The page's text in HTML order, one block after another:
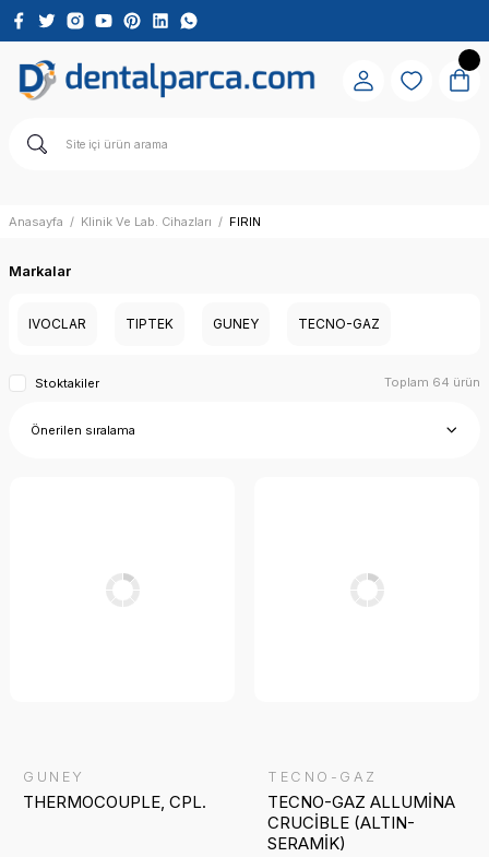
Anasayfa Klinik Ve Lab. Cihazları FIRIN
Markalar
IVOCLAR TIPTEK GUNEY TECNO-GAZ
Stoktakiler Toplam 64 ürün
GUNEY
THERMOCOUPLE, CPL.
TECNO-GAZ
TECNO-GAZ ALLUMİNA
CRUCİBLE (ALTIN-
SERAMİK)